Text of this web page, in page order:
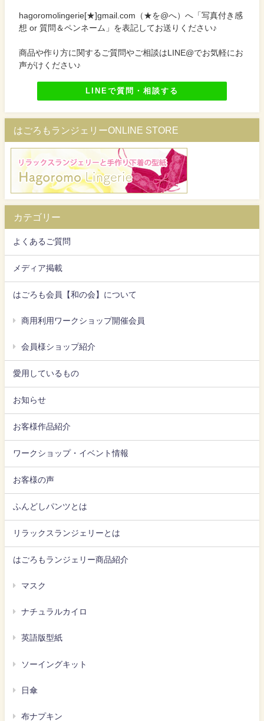
hagoromolingerie[★]gmail.com（★を@へ）へ「写真付き感
想 or 質問＆ペンネーム」を表記してお送りください♪
商品や作り方に関するご質問やご相談はLINE@でお気軽にお
声がけください♪
LINEで質問・相談する
はごろもランジェリーONLINE STORE
カテゴリー
よくあるご質問
メディア掲載
はごろも会員【和の会】について
商用利用ワークショップ開催会員
会員様ショップ紹介
愛用しているもの
お知らせ
お客様作品紹介
ワークショップ・イベント情報
お客様の声
ふんどしパンツとは
リラックスランジェリーとは
はごろもランジェリー商品紹介
マスク
ナチュラルカイロ
英語版型紙
ソーイングキット
日傘
布ナプキン